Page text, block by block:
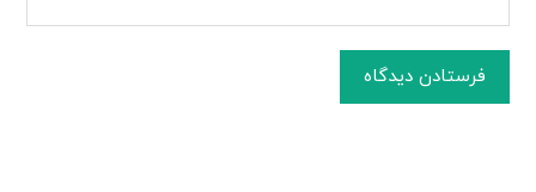
فرستادن دیدگاه